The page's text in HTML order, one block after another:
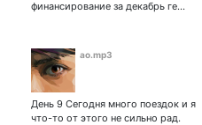
финансирование за декабрь ге…
ao.mp3
День 9 Сегодня много поездок и я
что-то от этого не сильно рад.